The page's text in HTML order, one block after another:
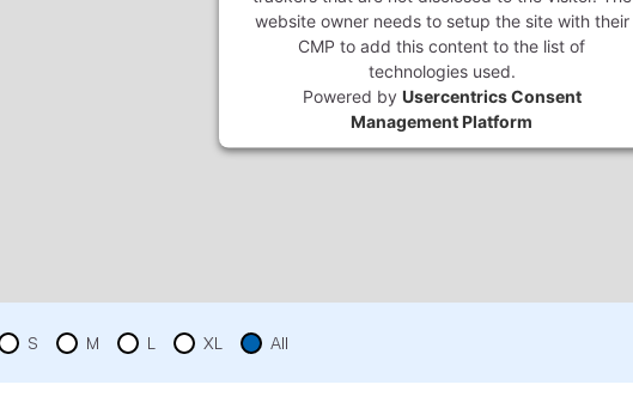
website owner needs to setup the site with their
CMP to add this content to the list of
technologies used.
Powered by Usercentrics Consent
Management Platform
S M L XL All